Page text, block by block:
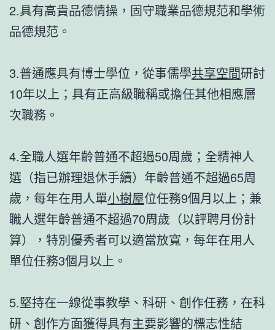
2.具有高貴品德情操，固守職業品德規范和學術
品德規范。
3.普通應具有博士學位，從事儒學共享空間研討
10年以上；具有正高級職稱或擔任其他相應層
次職務。
4.全職人選年齡普通不超過50周歲；全精神人
選（指已辦理退休手續）年齡普通不超過65周
歲，每年在用人單小樹屋位任務9個月以上；兼
職人選年齡普通不超過70周歲（以評聘月份計
算），特別優秀者可以適當放寬，每年在用人
單位任務3個月以上。
5.堅持在一線從事教學、科研、創作任務，在科
研、創作方面獲得具有主要影響的標志性結